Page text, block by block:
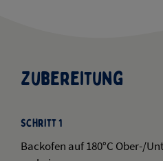
Zubereitung
Schritt 1
Backofen auf 180°C Ober-/